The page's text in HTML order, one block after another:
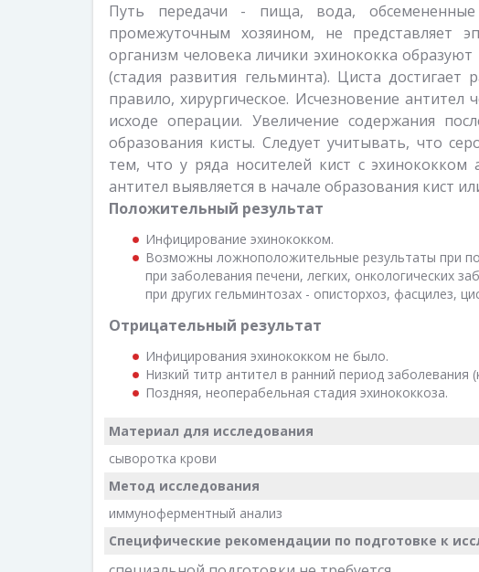
Путь передачи - пища, вода, обсемененные
промежуточным хозяином, не представляет
организм человека личики эхинококка
(стадия развития гельминта). Циста
правило, хирургическое. Исчезновение антител
исходе операции. Увеличение содержания
образования кисты. Следует учитывать, что
тем, что у ряда носителей кист с
антител выявляется в начале образования кист
Положительный результат
Инфицирование эхинококком.
Возможны ложноположительные результаты при
при заболевания печени, легких, онкологических
при других гельминтозах - описторхоз, фасцилез,
Отрицательный результат
Инфицирования эхинококком не было.
Низкий титр антител в ранний период заболевания
Поздняя, неоперабельная стадия эхинококкоза.
Материал для исследования
сыворотка крови
Метод исследования
иммуноферментный анализ
Специфические рекомендации по подготовке к